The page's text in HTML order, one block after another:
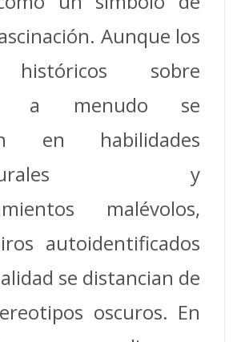
Aunque los
históricos sobre
a menudo se
en habilidades
y
malévolos,
autoidentificados
se distancian de
oscuros. En